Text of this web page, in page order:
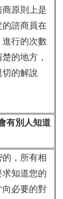
原則上是
諮商員在
行的次數
的地方，
的解說
有別人知道
，所有相
知道您的
必要的對